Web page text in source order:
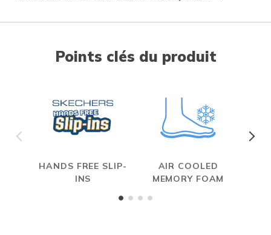
Points clés du produit
HANDS FREE SLIP-
INS
AIR COOLED
MEMORY FOAM